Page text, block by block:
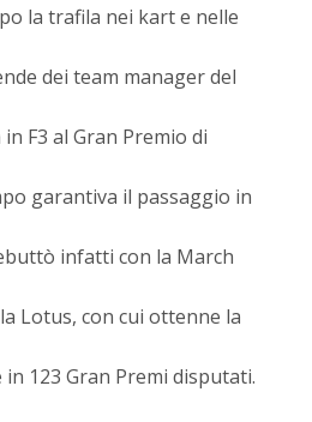
la trafila nei kart e nelle
dei team manager del
F3 al Gran Premio di
garantiva il passaggio in
infatti con la March
Lotus, con cui ottenne la
123 Gran Premi disputati.